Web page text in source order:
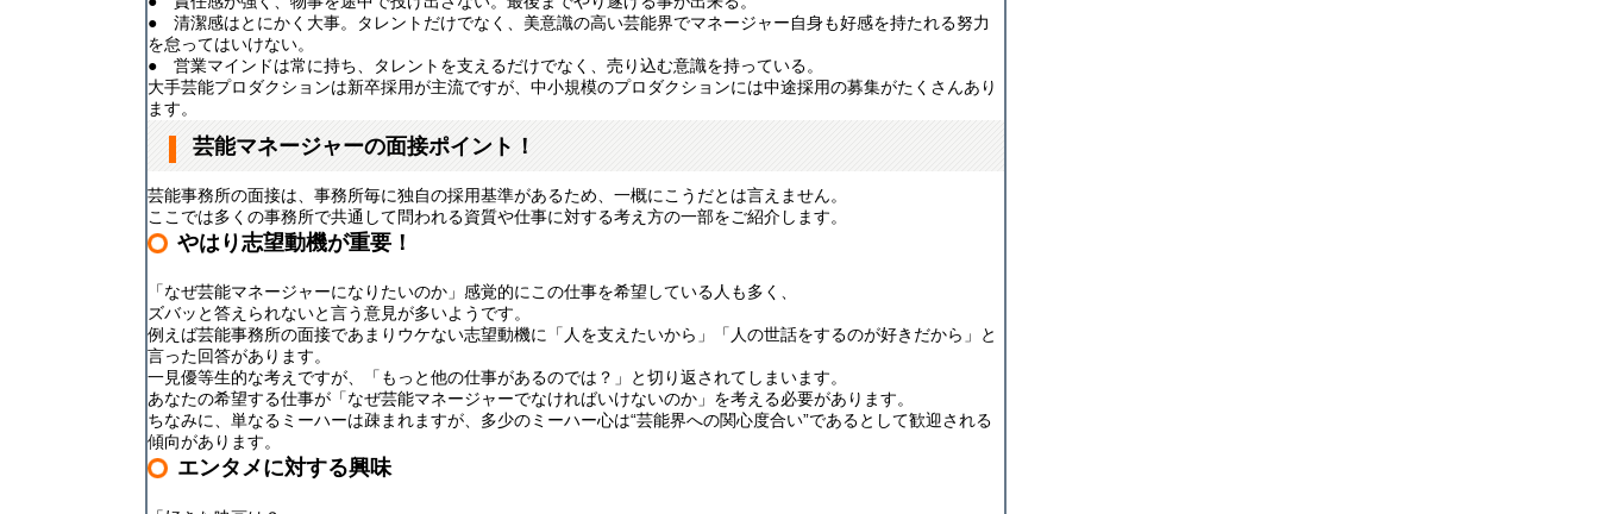
● 清潔感はとにかく大事。タレントだけでなく、美意識の高い芸能界でマネージャー自身も好感を持たれる努力
を怠ってはいけない。
● 営業マインドは常に持ち、タレントを支えるだけでなく、売り込む意識を持っている。
大手芸能プロダクションは新卒採用が主流ですが、中小規模のプロダクションには中途採用の募集がたくさんあり
ます。
芸能マネージャーの面接ポイント！
芸能事務所の面接は、事務所毎に独自の採用基準があるため、一概にこうだとは言えません。
ここでは多くの事務所で共通して問われる資質や仕事に対する考え方の一部をご紹介します。
やはり志望動機が重要！
「なぜ芸能マネージャーになりたいのか」感覚的にこの仕事を希望している人も多く、
ズバッと答えられないと言う意見が多いようです。
例えば芸能事務所の面接であまりウケない志望動機に「人を支えたいから」「人の世話をするのが好きだから」と
言った回答があります。
一見優等生的な考えですが、「もっと他の仕事があるのでは？」と切り返されてしまいます。
あなたの希望する仕事が「なぜ芸能マネージャーでなければいけないのか」を考える必要があります。
ちなみに、単なるミーハーは疎まれますが、多少のミーハー心は“芸能界への関心度合い”であるとして歓迎される
傾向があります。
エンタメに対する興味